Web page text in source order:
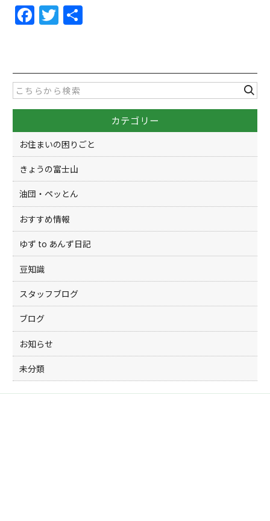
F
a
e
b
o
o
k
T
w
er
カテゴリー
お住まいの困りごと
きょうの富士山
油団・ペッとん
おすすめ情報
ゆず to あんず日記
豆知識
スタッフブログ
ブログ
お知らせ
未分類